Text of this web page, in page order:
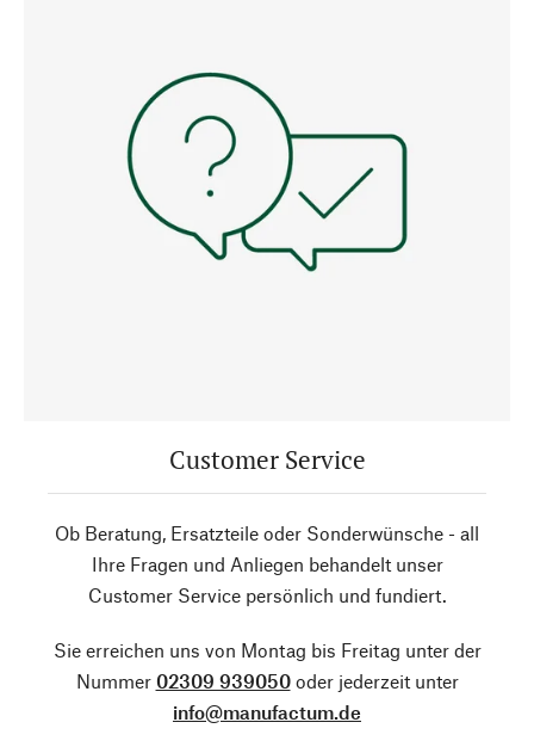
Customer Service
Ob Beratung, Ersatzteile oder Sonderwünsche - all
Ihre Fragen und Anliegen behandelt unser
Customer Service persönlich und fundiert.
Sie erreichen uns von Montag bis Freitag unter der
Nummer 02309 939050oder jederzeit unter
info@manufactum.de